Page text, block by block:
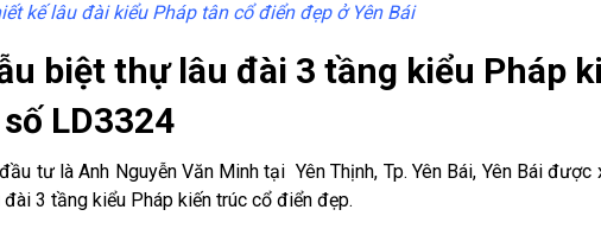
kế lâu đài kiểu Pháp tân cổ điển đẹp ở Yên Bái
biệt thự lâu đài 3 tầng kiểu Pháp
LD3324
tư là Anh Nguyễn Văn Minh tại Yên Thịnh, Tp. Yên Bái, Yên Bái được
3 tầng kiểu Pháp kiến trúc cổ điển đẹp.